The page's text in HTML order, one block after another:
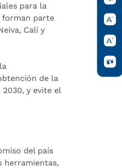
para la
forman parte
Cali y
de la
2030, y evite el
del país
herramientas,